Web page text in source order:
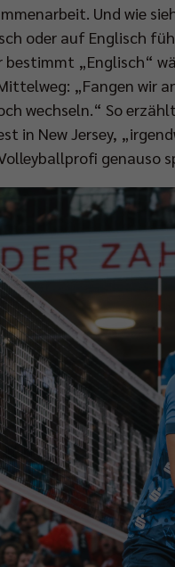
Und wie
oder auf Englisch
bestimmt „Englisch“
„Fangen wir
wechseln.“ So
in New Jersey,
genauso